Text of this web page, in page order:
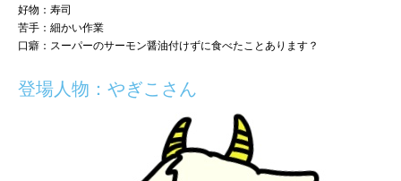
好物：寿司
苦手：細かい作業
口癖：スーパーのサーモン醤油付けずに食べたことあります？
登場人物：やぎこさん